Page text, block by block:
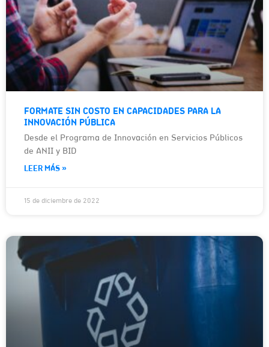
FORMATE SIN COSTO EN CAPACIDADES PARA LA
INNOVACIÓN PÚBLICA
Desde el Programa de Innovación en Servicios Públicos
de ANII y BID
LEER MÁS »
15 de diciembre de 2022